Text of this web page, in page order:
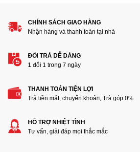
Thêm ảnh đánh giá
Các định dạng ảnh được chấp nhận: jpg,png.
CHÍNH SÁCH GIAO HÀNG
Nhận hàng và thanh toán tại nhà
ĐỔI TRẢ DỄ DÀNG
1 đổi 1 trong 7 ngày
THANH TOÁN TIỆN LỢI
Trả tiền mặt, chuyển khoản, Trà góp 0%
HỖ TRỢ NHIỆT TÌNH
Tư vấn, giải đáp mọi thắc mắc